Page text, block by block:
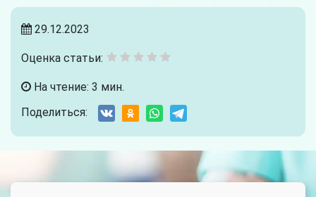
29.12.2023
Оценка статьи:
На чтение: 3 мин.
Поделиться: